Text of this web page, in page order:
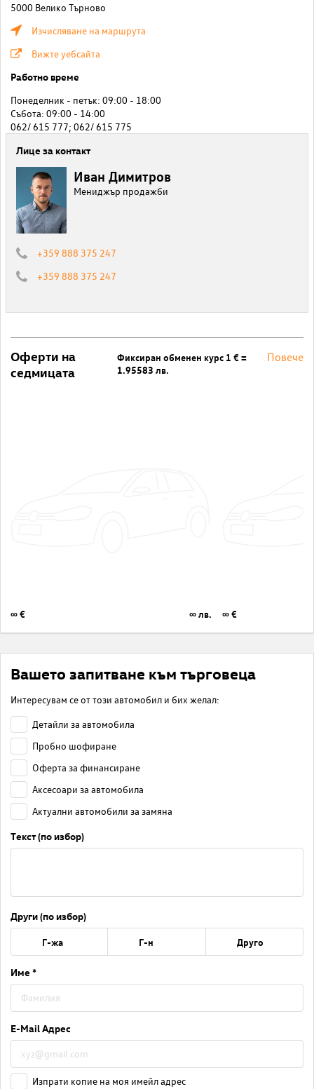
5000 Велико Търново
Изчисляване на маршрута
Вижте уебсайта
Работно време
Понеделник - петък: 09:00 - 18:00
Събота: 09:00 - 14:00
062/ 615 777; 062/ 615 775
Лице за контакт
Иван Димитров
Мениджър продажби
+359 888 375 247
+359 888 375 247
Оферти на
седмицата
Фиксиран обменен курс 1 € =
1.95583 лв.
Повече
∞ € ∞ лв. ∞ €
Вашето запитване към търговеца
Интересувам се от този автомобил и бих желал:
Детайли за автомобила
Пробно шофиране
Оферта за финансиране
Аксесоари за автомобила
Актуални автомобили за замяна
Текст (по избор)
Други (по избор)
Г-жа Г-н Друго
Име *
E-Mail Адрес
Изпрати копие на моя имейл адрес